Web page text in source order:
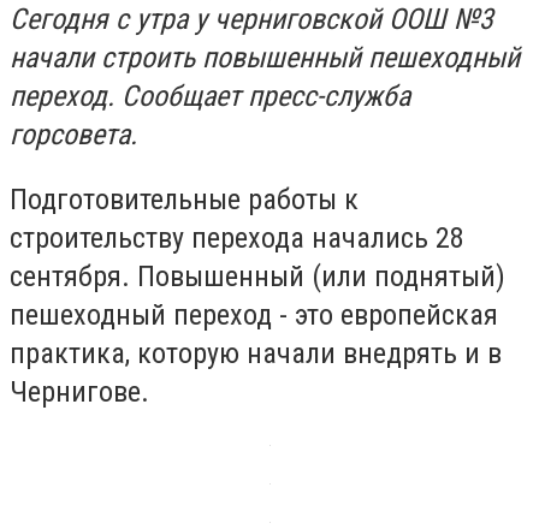
Сегодня с утра у черниговской ООШ №3
начали строить повышенный пешеходный
переход. Сообщает пресс-служба
горсовета.
Подготовительные работы к
строительству перехода начались 28
сентября. Повышенный (или поднятый)
пешеходный переход - это европейская
практика, которую начали внедрять и в
Чернигове.